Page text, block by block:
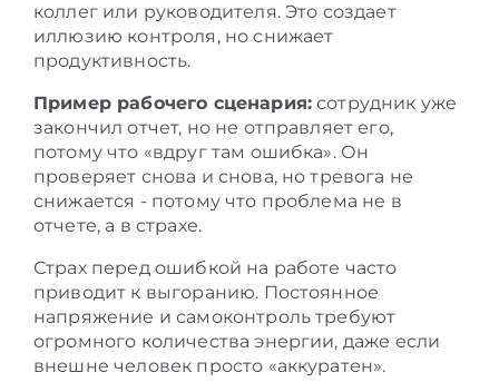
коллег или руководителя. Это создает
иллюзию контроля, но снижает
продуктивность.
Пример рабочего сценария: сотрудник уже
закончил отчет, но не отправляет его,
потому что «вдруг там ошибка». Он
проверяет снова и снова, но тревога не
снижается - потому что проблема не в
отчете, а в страхе.
Страх перед ошибкой на работе часто
приводит к выгоранию. Постоянное
напряжение и самоконтроль требуют
огромного количества энергии, даже если
внешне человек просто «аккуратен».